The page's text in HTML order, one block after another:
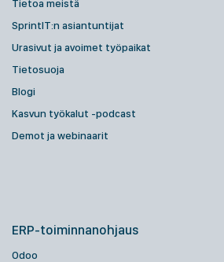
Tietoa meistä
SprintIT:n asiantuntijat
Urasivut ja avoimet työpaikat
Tietosuoja
Blogi
Kasvun työkalut -podcast
Demot ja webinaarit
ERP-toiminnanohjaus
Odoo